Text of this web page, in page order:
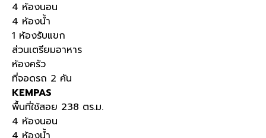
4 ห้องนอน
4 ห้องน้ำ
1 ห้องรับแขก
ส่วนเตรียมอาหาร
ห้องครัว
ที่จอดรถ 2 คัน
KEMPAS
พื้นที่ใช้สอย 238 ตร.ม.
4 ห้องนอน